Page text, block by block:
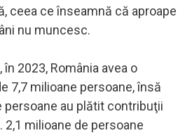
ceea ce înseamnă că aproape
nu muncesc.
2023, România avea o
7,7 milioane persoane, însă
persoane au plătit contribuţii
2,1 milioane de persoane